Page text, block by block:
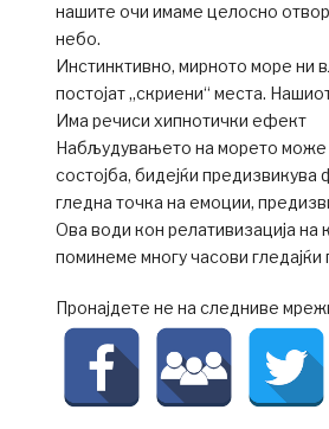
нашите очи имаме целосно
небо.
Инстинктивно, мирното море ни
постојат „скриени“ места.
Има речиси хипнотички ефект
Набљудувањето на морето може
состојба, бидејќи
гледна точка на емоции,
Ова води кон релативизација
поминеме многу часови
Пронајдете не на следниве